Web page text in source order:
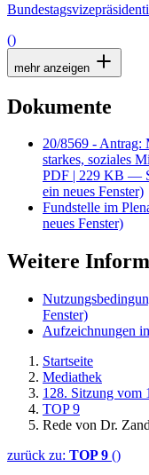
()
mehr anzeigen
Dokumente
20/8569 - Antrag:
starkes, soziales
PDF | 229 KB —
ein neues Fenster)
Fundstelle im
neues Fenster)
Weitere
Fenster)
Aufzeichnungen
Startseite
Mediathek
128. Sitzung vom
TOP 9
Rede von Dr.
zurück zu: TOP 9 ()